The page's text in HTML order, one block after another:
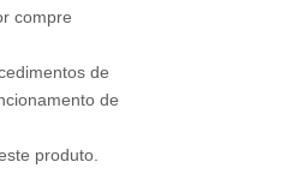
compre
de
de
produto.